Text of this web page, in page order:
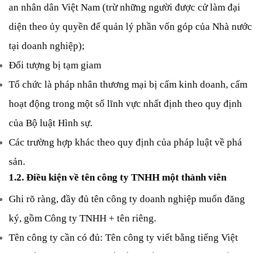
an nhân dân Việt Nam (trừ những người được cử làm đại
diện theo ủy quyền để quản lý phần vốn góp của Nhà nước
tại doanh nghiệp);
Đối tượng bị tạm giam
Tổ chức là pháp nhân thương mại bị cấm kinh doanh, cấm
hoạt động trong một số lĩnh vực nhất định theo quy định
của Bộ luật Hình sự.
Các trường hợp khác theo quy định của pháp luật về phá
sản.
1.2. Điều kiện về tên công ty TNHH một thành viên
Ghi rõ ràng, đầy đủ tên công ty doanh nghiệp muốn đăng
ký, gồm Công ty TNHH + tên riêng.
Tên công ty cần có đủ: Tên công ty viết bằng tiếng Việt